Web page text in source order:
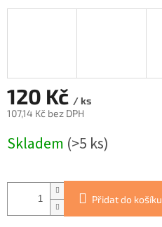
120 Kč / ks
107,14 Kč bez DPH
cena:
Skladem (>5 ks)
Přidat do košíku